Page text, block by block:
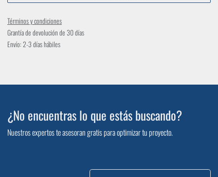
Términos y condiciones
Grantía de devolución de 30 días
Envío: 2-3 días hábiles
¿No encuentras lo que estás buscando?
Nuestros expertos te asesoran gratis para optimizar tu proyecto.